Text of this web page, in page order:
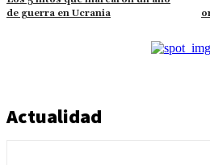
de guerra en Ucrania
Actualidad